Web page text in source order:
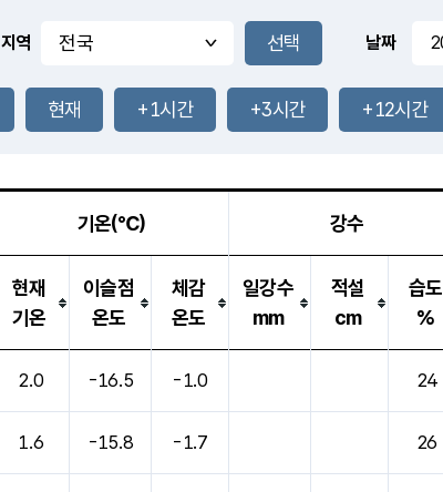
-mm
-mm
26.3
℃
28.7℃
1.0m/s
-mm
-mm
지역 날짜
현재 +1시간 +3시간 +12시간
기온(℃) 강수
현재
기온
이슬점
온도
체감
온도
일강수
mm
적설
cm
습도
%
2.0 -16.5 -1.0 24
1.6 -15.8 -1.7 26